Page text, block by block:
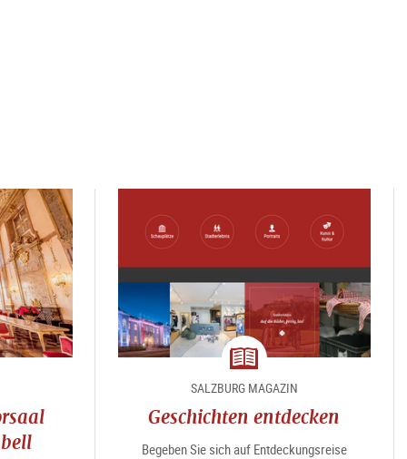
Magazin
SALZBURG MAGAZIN
Geschichten entdecken
Begeben Sie sich auf Entdeckungsreise